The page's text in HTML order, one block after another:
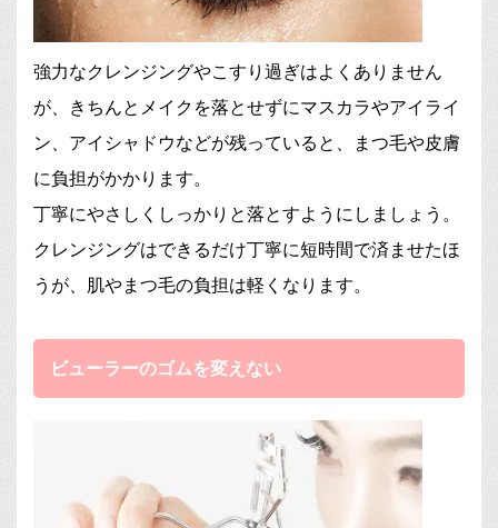
強力なクレンジングやこすり過ぎはよくありません
が、きちんとメイクを落とせずにマスカラやアイライ
ン、アイシャドウなどが残っていると、まつ毛や皮膚
に負担がかかります。
丁寧にやさしくしっかりと落とすようにしましょう。
クレンジングはできるだけ丁寧に短時間で済ませたほ
うが、肌やまつ毛の負担は軽くなります。
ビューラーのゴムを変えない